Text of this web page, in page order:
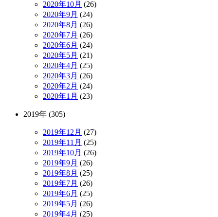
2020年10月 (26)
2020年9月 (24)
2020年8月 (26)
2020年7月 (26)
2020年6月 (24)
2020年5月 (21)
2020年4月 (25)
2020年3月 (26)
2020年2月 (24)
2020年1月 (23)
2019年 (305)
2019年12月 (27)
2019年11月 (25)
2019年10月 (26)
2019年9月 (26)
2019年8月 (25)
2019年7月 (26)
2019年6月 (25)
2019年5月 (26)
2019年4月 (25)